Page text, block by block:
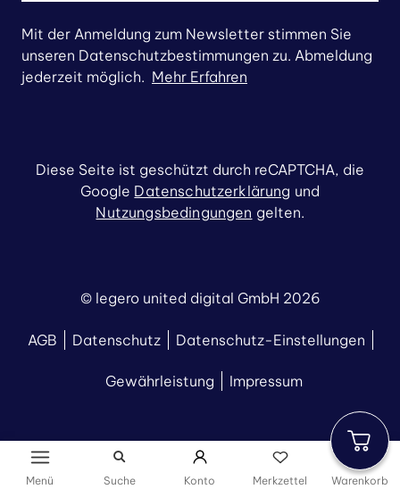
Menü Suche Konto Merkzettel Warenkorb
Mit der Anmeldung zum Newsletter stimmen Sie
unseren Datenschutzbestimmungen zu. Abmeldung
jederzeit möglich. Mehr Erfahren
© legero united digital GmbH 2026
AGB Datenschutz Datenschutz-Einstellungen
Gewährleistung Impressum
Diese Seite ist geschützt durch reCAPTCHA, die
Google Datenschutzerklärung und
Nutzungsbedingungen gelten.